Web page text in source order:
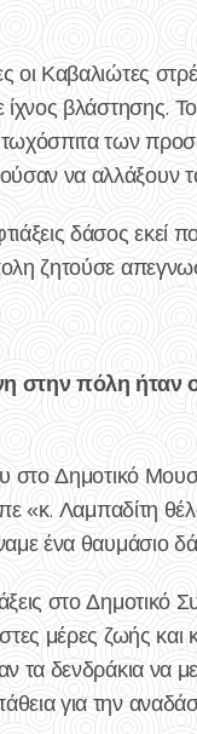
οι Καβαλιώτες
βλάστησης.
των
να αλλάξουν
δάσος εκεί
ζητούσε
στην πόλη ήταν
στο Δημοτικό
«κ. Λαμπαδίτη
ένα θαυμάσιο
στο Δημοτικό
μέρες ζωής
τα δενδράκια να
για την